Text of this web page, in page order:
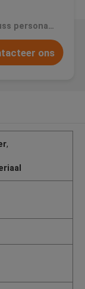
Prijs：discuss personally
ons
,